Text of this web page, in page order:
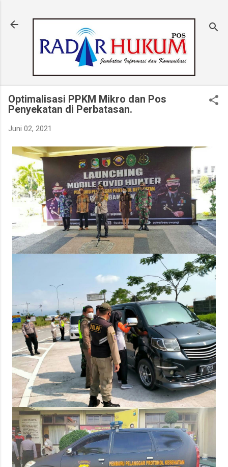
Optimalisasi PPKM Mikro dan Pos
Penyekatan di Perbatasan.
Juni 02, 2021